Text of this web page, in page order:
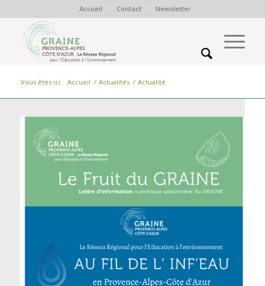
Accueil Contact Newsletter
Vous êtes ici : Accueil / Actualités / Actualité